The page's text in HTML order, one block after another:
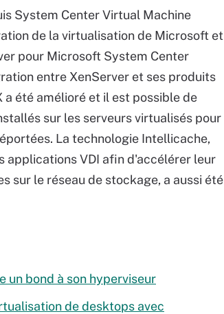
System Center Virtual Machine
de la virtualisation de Microsoft et
pour Microsoft System Center
entre XenServer et ses produits
été amélioré et il est possible de
sur les serveurs virtualisés pour
La technologie Intellicache,
applications VDI afin d'accélérer leur
sur le réseau de stockage, a aussi été
un bond à son hyperviseur
de desktops avec